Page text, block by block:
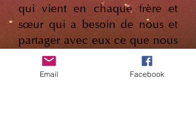
qui vient en chaque frère et
sœur qui a besoin de nous et
partager avec eux ce que nous
pouvons : l'écoute, le temps,
l'aide concrète.
Email Facebook